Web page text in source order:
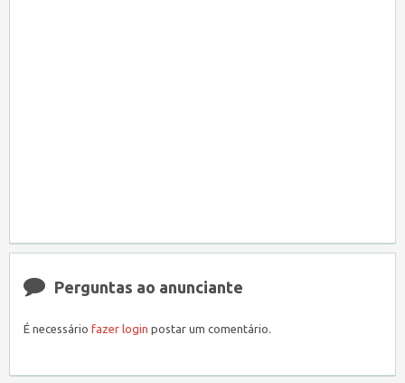
Perguntas ao anunciante
É necessário fazer login postar um comentário.